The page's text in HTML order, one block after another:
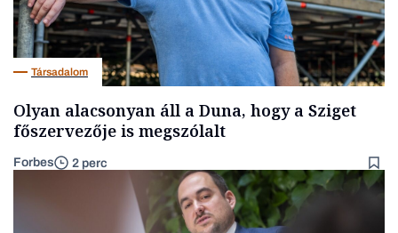
Társadalom
Olyan alacsonyan áll a Duna, hogy a Sziget
főszervezője is megszólalt
Forbes 2 perc